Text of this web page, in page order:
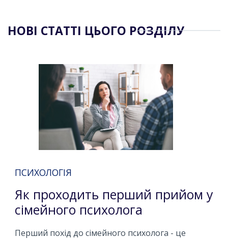
НОВІ СТАТТІ ЦЬОГО РОЗДІЛУ
ПСИХОЛОГІЯ
Як проходить перший прийом у
сімейного психолога
Перший похід до сімейного психолога - це